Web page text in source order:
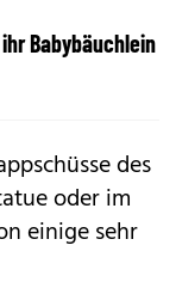
Babybäuchlein
des
oder im
einige sehr